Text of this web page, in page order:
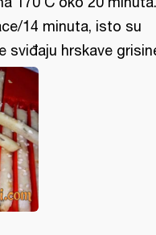
14 minuta, isto su
sviđaju hrskave